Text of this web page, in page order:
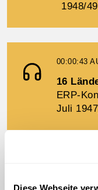
Diese Webseite
1948/49
00:00:43
16
ERP-
Juli
Retter